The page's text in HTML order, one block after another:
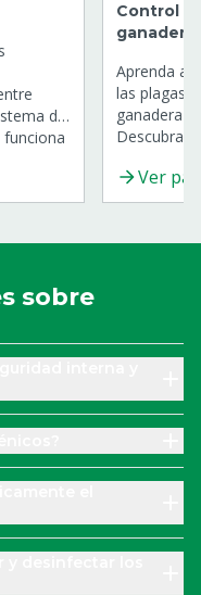
de
Control
ganadería
Aprenda a
las plagas
ganadera
Descubra
Ver
sobre